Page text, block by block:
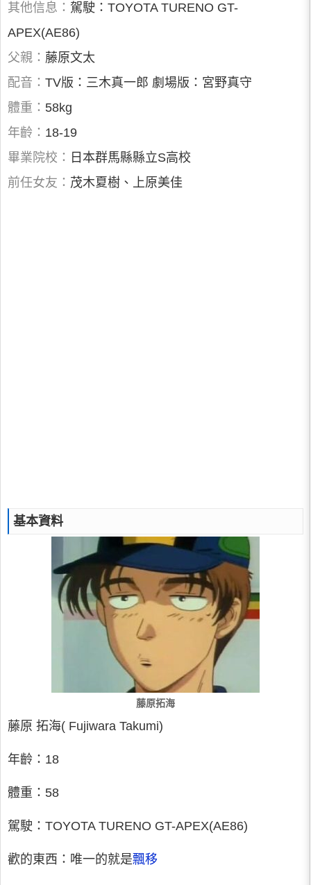
其他信息： 駕駛：TOYOTA TURENO GT-
APEX(AE86)
父親： 藤原文太
配音： TV版：三木真一郎 劇場版：宮野真守
體重： 58kg
年齡： 18-19
畢業院校： 日本群馬縣縣立S高校
前任女友： 茂木夏樹、上原美佳
基本資料
藤原拓海
藤原 拓海( Fujiwara Takumi)
年齡：18
體重：58
駕駛：TOYOTA TURENO GT-APEX(AE86)
歡的東西：唯一的就是飄移